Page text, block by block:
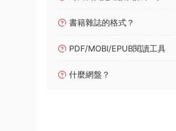
書籍雜誌的格式？
PDF/MOBI/EPUB閱讀工具
什麼網盤？